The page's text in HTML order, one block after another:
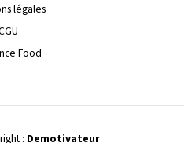
légales
Food
: Demotivateur